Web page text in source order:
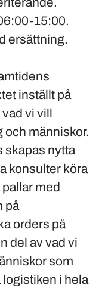
15:00.
ersättning.
inställt på
vi vill
och människor.
skapas nytta
konsulter köra
med
på
orders på
del av vad vi
som
i hela